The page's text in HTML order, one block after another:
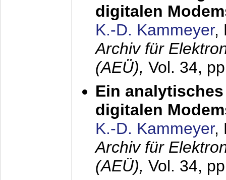
digitalen
K.-D. Kammeyer,
Archiv für
(AEÜ), Vol. 34,
Ein
digitalen
K.-D. Kammeyer,
Archiv für
(AEÜ), Vol. 34,